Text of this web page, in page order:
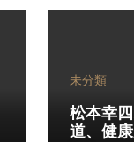
未分類
松本幸
道、健